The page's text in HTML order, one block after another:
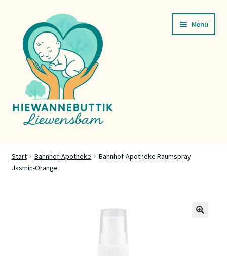
Navigation
springen
Inhalt
springen
Menü
Servicer
Start Bahnhof-Apotheke
Bahnhof-Apotheke Raumspray
Jasmin-Orange